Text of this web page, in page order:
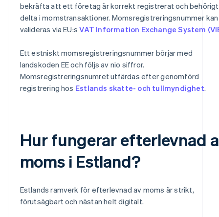
bekräfta att ett företag är korrekt registrerat och
delta i momstransaktioner. Momsregistreringsnummer kan
valideras via EU:sVAT Information Exchange System
Ett estniskt momsregistreringsnummer börjar med
landskoden EE och följs av nio siffror.
Momsregistreringsnumret utfärdas efter genomförd
registrering hos Estlands skatte- och tullmyndighet.
Hur fungerar efterlevnad
moms i Estland?
Estlands ramverk för efterlevnad av moms är strikt,
förutsägbart och nästan helt digitalt.